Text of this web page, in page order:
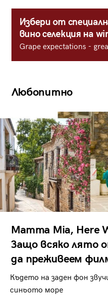
Избери от
вино селекция на
Grape expectations -
Любопитно
Mamma Mia, Here
Защо всяко лято
да преживеем
Където на заден фон
синьото море